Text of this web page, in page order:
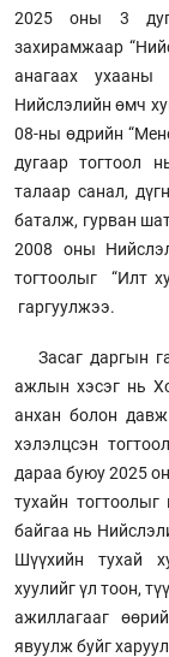
2025 оны 3
захирамжаар
анагаах
Нийслэлийн өмч
08-ны өдрийн
дугаар тогтоол
талаар санал,
баталж, гурван
2008 оны
тогтоолыг “Илт
гаргуулжээ.
Засаг даргын
ажлын хэсэг нь
анхан болон
хэлэлцсэн
дараа буюу 2025
тухайн
байгаа нь
Шүүхийн тухай
хуулийг үл тоон,
ажиллагааг
явуулж буйг